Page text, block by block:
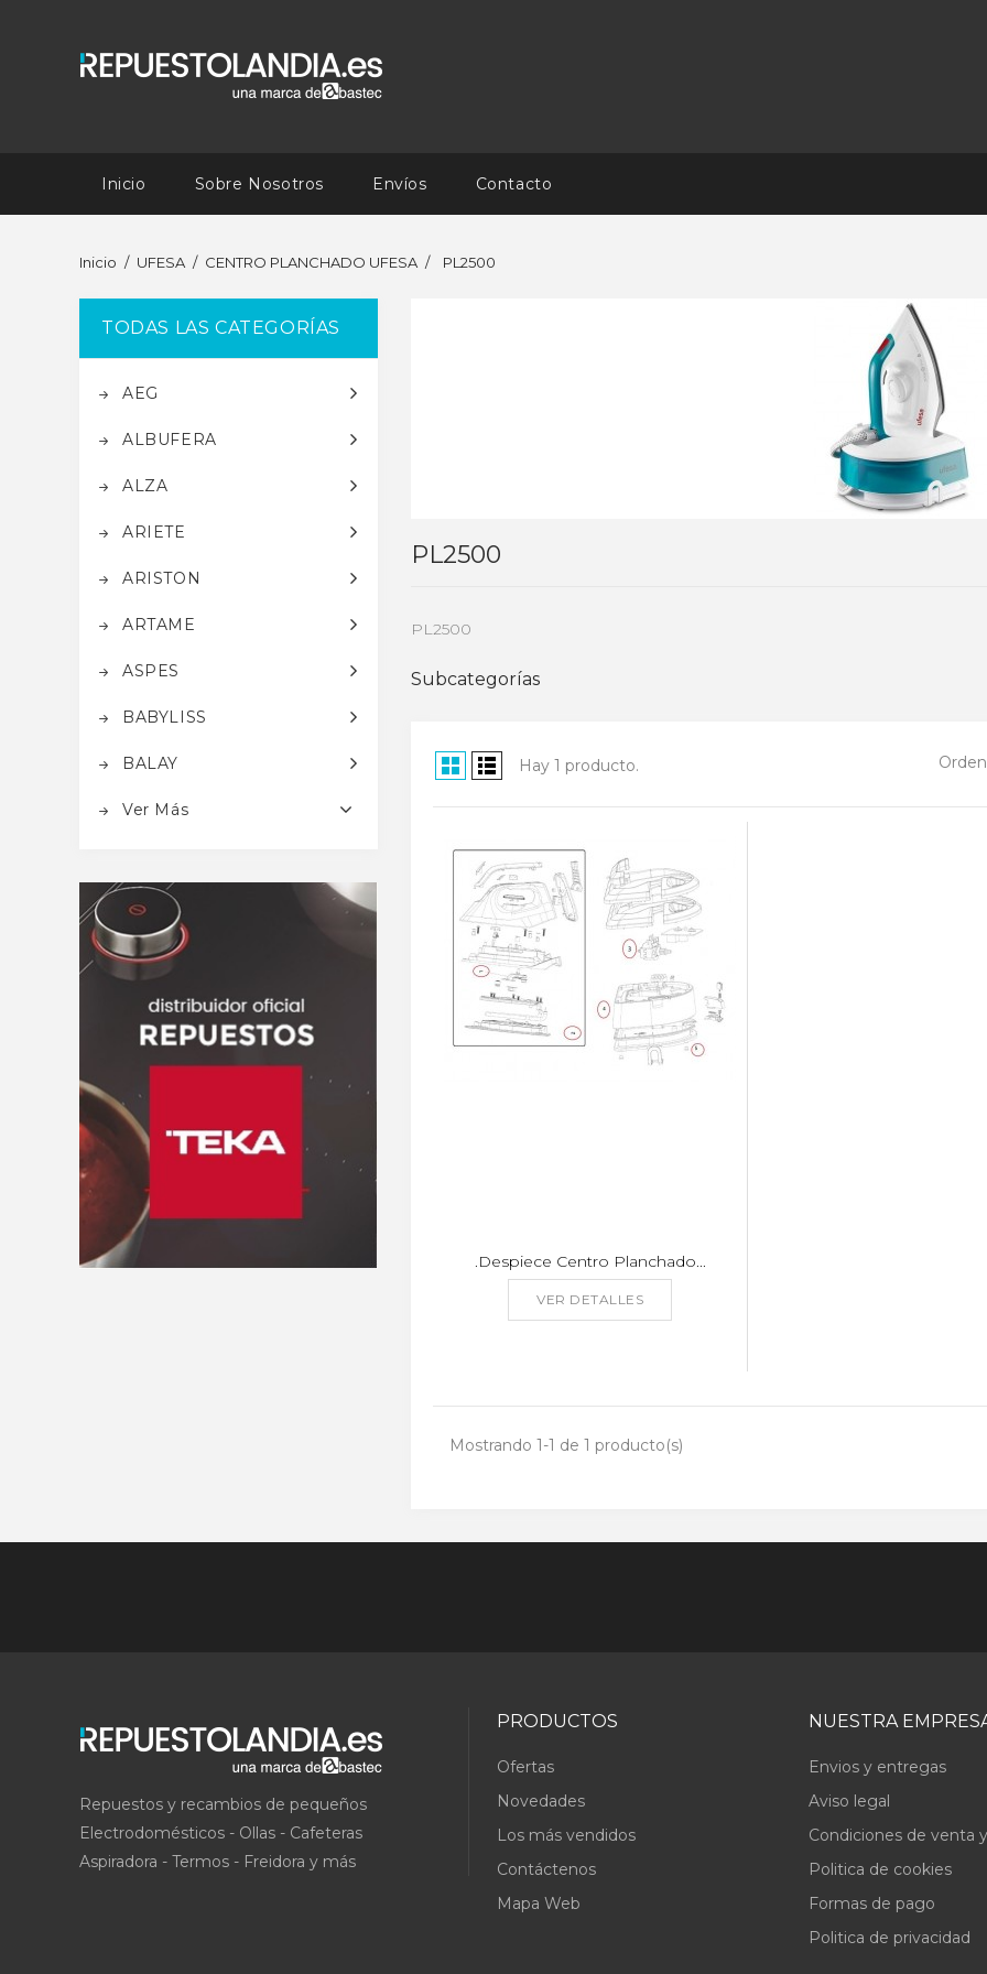
Inicio Sobre Nosotros Envíos Contacto
Inicio UFESA CENTRO PLANCHADO UFESA PL2500
TODAS LAS CATEGORÍAS
AEG
ALBUFERA
ALZA
ARIETE
ARISTON
ARTAME
ASPES
BABYLISS
BALAY
Ver Más
PL2500
PL2500
Subcategorías
Hay 1 producto.
.Despiece Centro Planchado...
VER DETALLES
Mostrando 1-1 de 1 producto(s)
Repuestos y recambios de pequeños
Electrodomésticos - Ollas - Cafeteras
Aspiradora - Termos - Freidora y más
PRODUCTOS
Ofertas
Novedades
Los más vendidos
Contáctenos
Mapa Web
NUESTRA
Envios y entregas
Aviso legal
Condiciones de venta
Politica de cookies
Formas de pago
Politica de privacidad